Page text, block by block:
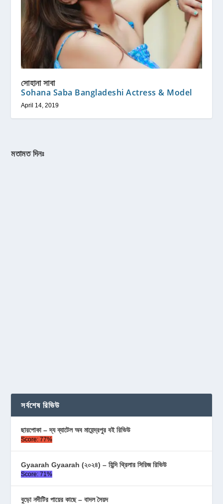
সোহানা সাবা
Sohana Saba Bangladeshi Actress & Model
April 14, 2019
মতামত দিনঃ
সর্বশেষ রিভিউ
ছারপোকা – দ্য ব্যাটেল অব মাহেন্দ্রপুর বই রিভিউ
Score: 77%
Gyaarah Gyaarah (২০২৪) – হিন্দি থ্রিলার সিরিজ রিভিউ
Score: 71%
বুড়ো নদীটির পায়ের কাছে – বাদল সৈয়দ